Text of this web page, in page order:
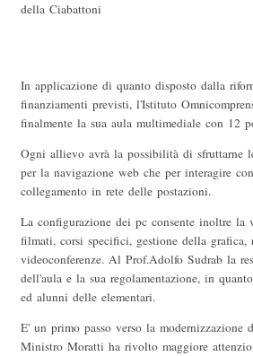
della Ciabattoni
In applicazione di quanto disposto dalla
finanziamenti previsti, l'Istituto
finalmente la sua aula multimediale con 12
Ogni allievo avrà la possibilità di sfruttarne
per la navigazione web che per interagire
collegamento in rete delle postazioni.
La configurazione dei pc consente inoltre la
filmati, corsi specifici, gestione della grafica,
videoconferenze. Al Prof.Adolfo Sudrab la
dell'aula e la sua regolamentazione, in
ed alunni delle elementari.
E' un primo passo verso la modernizzazione
Ministro Moratti ha rivolto maggiore